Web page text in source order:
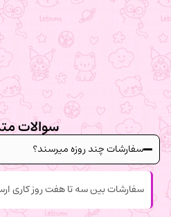
سوالات
سفارشات چند روزه میرسند؟
سفارشات بین سه تا هفت روز کاری